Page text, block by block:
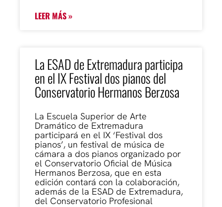
LEER MÁS »
La ESAD de Extremadura participa
en el IX Festival dos pianos del
Conservatorio Hermanos Berzosa
La Escuela Superior de Arte
Dramático de Extremadura
participará en el IX ‘Festival dos
pianos’, un festival de música de
cámara a dos pianos organizado por
el Conservatorio Oficial de Música
Hermanos Berzosa, que en esta
edición contará con la colaboración,
además de la ESAD de Extremadura,
del Conservatorio Profesional